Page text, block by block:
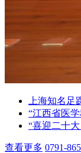
上海知名足
“江西省医
“喜迎二十
查看更多 0791-